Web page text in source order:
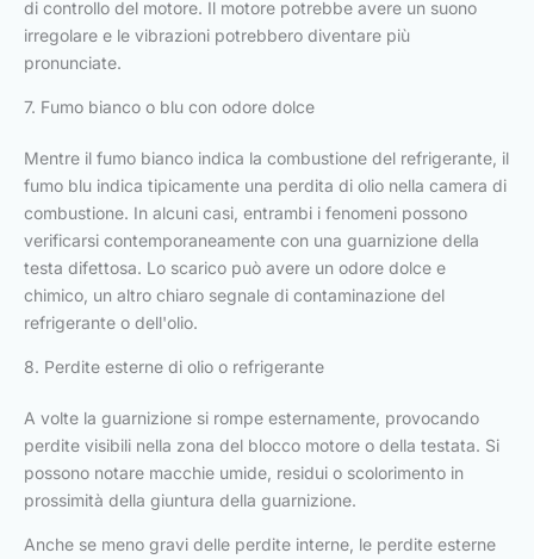
di controllo del motore. Il motore potrebbe avere un suono
irregolare e le vibrazioni potrebbero diventare più
pronunciate.
7. Fumo bianco o blu con odore dolce
Mentre il fumo bianco indica la combustione del refrigerante, il
fumo blu indica tipicamente una perdita di olio nella camera di
combustione. In alcuni casi, entrambi i fenomeni possono
verificarsi contemporaneamente con una guarnizione della
testa difettosa. Lo scarico può avere un odore dolce e
chimico, un altro chiaro segnale di contaminazione del
refrigerante o dell'olio.
8. Perdite esterne di olio o refrigerante
A volte la guarnizione si rompe esternamente, provocando
perdite visibili nella zona del blocco motore o della testata. Si
possono notare macchie umide, residui o scolorimento in
prossimità della giuntura della guarnizione.
Anche se meno gravi delle perdite interne, le perdite esterne